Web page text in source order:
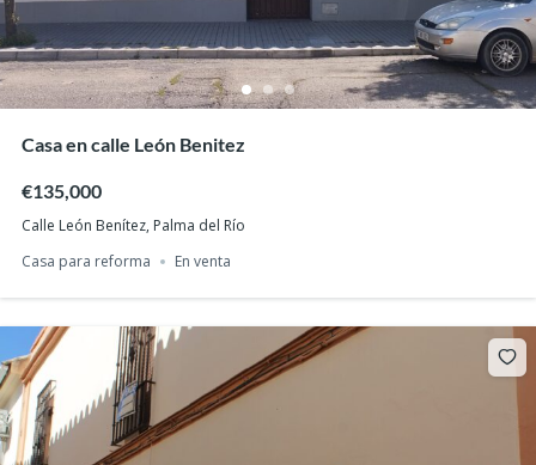
Casa en calle León Benitez
€135,000
Calle León Benítez, Palma del Río
Casa para reforma
En venta